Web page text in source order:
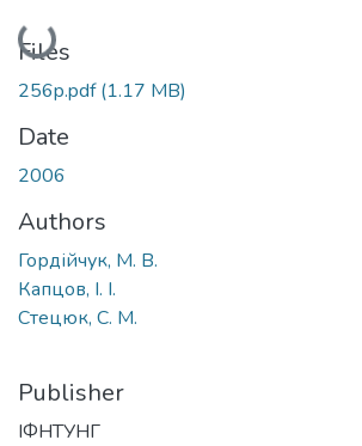
Loading...
Files
256p.pdf(1.17 MB)
Date
2006
Authors
Гордійчук, М. В.
Капцов, І. І.
Стецюк, С. М.
Publisher
ІФНТУНГ